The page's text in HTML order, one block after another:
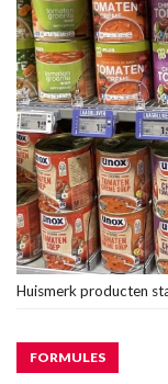
Huismerk producten
FORMULES